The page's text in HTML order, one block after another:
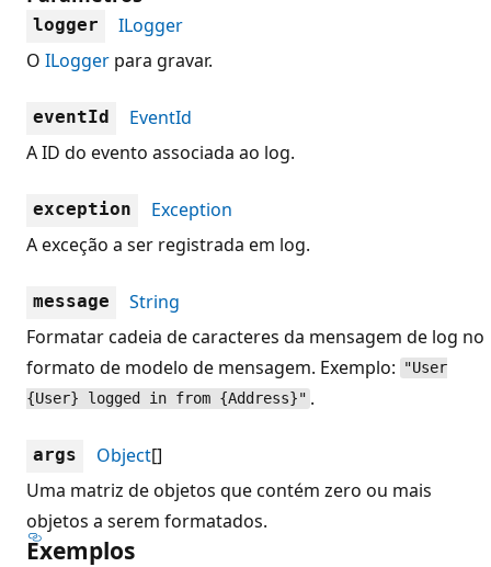
logger
ILogger
O ILogger para gravar.
eventId
EventId
A ID do evento associada ao log.
exception
Exception
A exceção a ser registrada em log.
message
String
Formatar cadeia de caracteres da mensagem de log no
formato de modelo de mensagem. Exemplo:
"User
{User} logged in from {Address}" .
args Object[]
Uma matriz de objetos que contém zero ou mais
objetos a serem formatados.
Exemplos